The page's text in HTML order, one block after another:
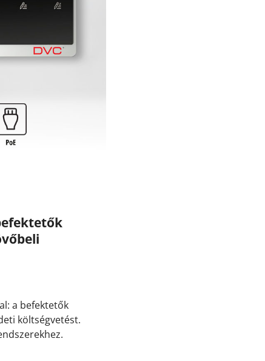
a befektetők
költségvetést.